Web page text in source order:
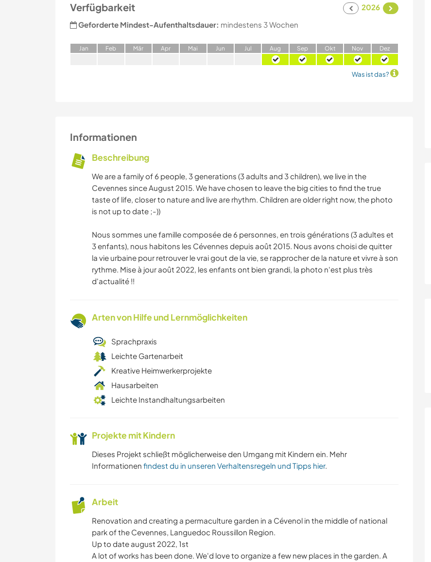
Verfügbarkeit
2026
Geforderte Mindest-Aufenthaltsdauer: mindestens 3 Wochen
Jan Feb Mär Apr Mai Jun Jul Aug Sep Okt Nov Dez
Was ist das?
Informationen
Beschreibung
We are a family of 6 people, 3 generations (3 adults and 3 children), we live in the
Cevennes since August 2015. We have chosen to leave the big cities to find the true
taste of life, closer to nature and live are rhythm. Children are older right now, the photo
is not up to date ;-))
Nous sommes une famille composée de 6 personnes, en trois générations (3 adultes et
3 enfants), nous habitons les Cévennes depuis août 2015. Nous avons choisi de quitter
la vie urbaine pour retrouver le vrai gout de la vie, se rapprocher de la nature et vivre à son
rythme. Mise à jour août 2022, les enfants ont bien grandi, la photo n'est plus très
d'actualité !!
Arten von Hilfe und Lernmöglichkeiten
Sprachpraxis
Leichte Gartenarbeit
Kreative Heimwerkerprojekte
Hausarbeiten
Leichte Instandhaltungsarbeiten
Projekte mit Kindern
Dieses Projekt schließt möglicherweise den Umgang mit Kindern ein. Mehr
Informationen findest du in unseren Verhaltensregeln und Tipps hier.
Arbeit
Renovation and creating a permaculture garden in a Cévenol in the middle of national
park of the Cevennes, Languedoc Roussillon Region.
Up to date august 2022, 1st
A lot of works has been done. We'd love to organize a few new places in the garden. A